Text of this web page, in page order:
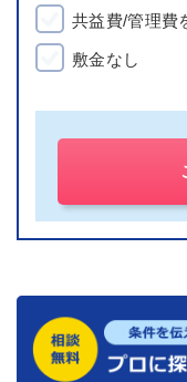
共益費/管理費
敷金なし